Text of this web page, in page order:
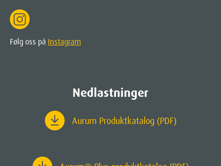
Følg oss på Instagram
Nedlastninger
Aurum Produktkatalog (PDF)